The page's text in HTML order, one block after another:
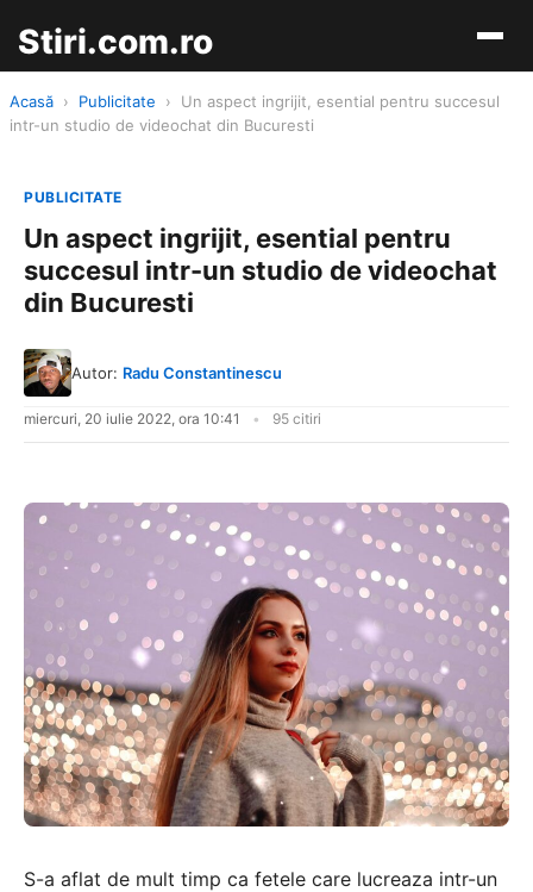
Stiri.com.ro
Acasă › Publicitate ›
Un aspect ingrijit, esential pentru succesul
intr-un studio de videochat din Bucuresti
PUBLICITATE
Un aspect ingrijit, esential pentru
succesul intr-un studio de videochat
din Bucuresti
Autor: Radu Constantinescu
miercuri, 20 iulie 2022, ora 10:41 95 citiri
S-a aflat de mult timp ca fetele care lucreaza intr-un